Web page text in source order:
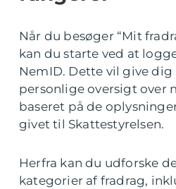
Når du besøger “Mit
kan du starte ved at
NemID. Dette vil give
personlige oversigt over
baseret på de
givet til Skattestyrelsen.
Herfra kan du udforske
kategorier af fradrag,